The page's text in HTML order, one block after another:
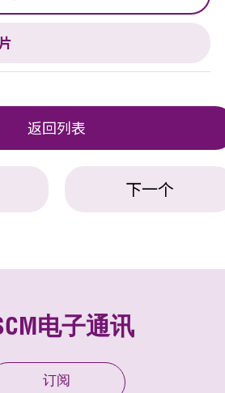
返回列表
下一个
电子通讯
订阅